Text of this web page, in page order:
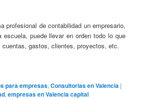
profesional de contabilidad un empresario,
puede llevar en orden todo lo que
cuentas, gastos, clientes, proyectos, etc.
para empresas,Consultorias en Valencia |
,empresas en Valencia capital